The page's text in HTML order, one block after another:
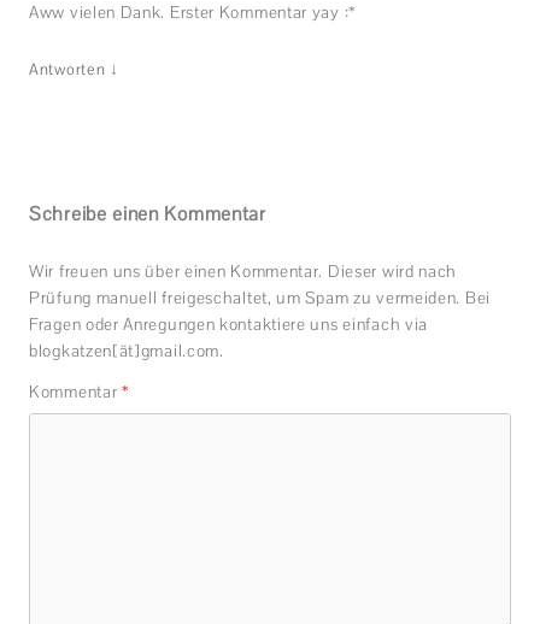
Aww vielen Dank. Erster Kommentar yay :*
Antworten ↓
Schreibe einen Kommentar
Wir freuen uns über einen Kommentar. Dieser wird nach
Prüfung manuell freigeschaltet, um Spam zu vermeiden. Bei
Fragen oder Anregungen kontaktiere uns einfach via
blogkatzen[ät]gmail.com.
Kommentar *